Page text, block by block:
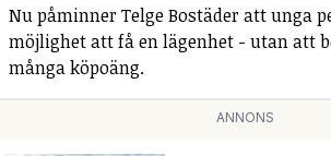
Nu påminner Telge Bostäder att unga
möjlighet att få en lägenhet - utan att
många köpoäng.
ANNONS